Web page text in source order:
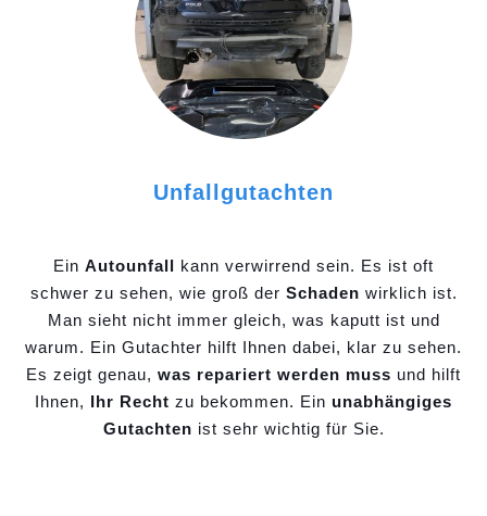
Unfallgutachten
Ein Autounfall kann verwirrend sein. Es ist oft
schwer zu sehen, wie groß der Schaden wirklich ist.
Man sieht nicht immer gleich, was kaputt ist und
warum. Ein Gutachter hilft Ihnen dabei, klar zu sehen.
Es zeigt genau, was repariert werden muss und hilft
Ihnen, Ihr Recht zu bekommen. Ein unabhängiges
Gutachten ist sehr wichtig für Sie.